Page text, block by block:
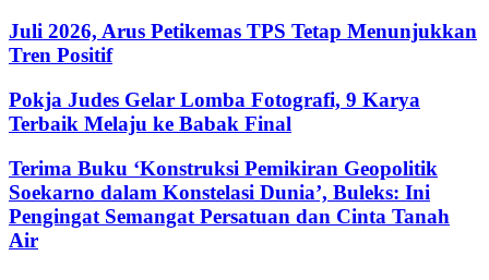
Juli 2026, Arus Petikemas TPS Tetap Menunjukkan
Tren Positif
Pokja Judes Gelar Lomba Fotografi, 9 Karya
Terbaik Melaju ke Babak Final
Terima Buku ‘Konstruksi Pemikiran Geopolitik
Soekarno dalam Konstelasi Dunia’, Buleks: Ini
Pengingat Semangat Persatuan dan Cinta Tanah
Air